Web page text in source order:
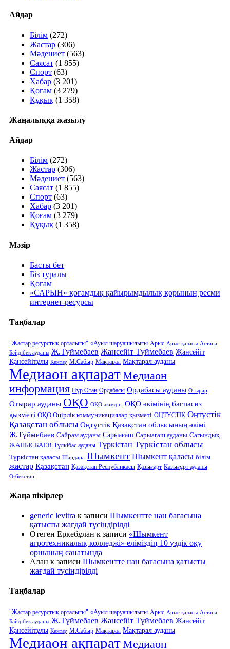
Айдар
Білім (272)
Жастар (306)
Мәдениет (563)
Саясат (1 855)
Спорт (63)
Хабар (3 201)
Қоғам (3 279)
Құқық (1 358)
Жаңалыққа жазылу
Айдар
Білім (272)
Жастар (306)
Мәдениет (563)
Саясат (1 855)
Спорт (63)
Хабар (3 201)
Қоғам (3 279)
Құқық (1 358)
Мәзір
Басты бет
Біз туралы
Қоғам
«САРЫН» қоғамдық қайырымдылық қорының ресми
интернет-ресурсы
Таңбалар
"Жастар ресурстық орталығы" «Ауыл шаруашылығы Арыс Арыс қаласы Астана
Бәйдібек ауданы Ж.Түймебаев Жансейіт Түймебаев Жансейіт
Қансейітұлы Кентау М.Сабыр Мақтарал Мақтарал ауданы
Медиаон ақпаратМедиаон
информация Нұр Отан Ордабасы Ордабасы ауданы Отырар
Отырар ауданы ОҚО ОҚО әкімдігі ОҚО әкімінің баспасөз
қызметі ОҚО Өңірлік коммуникациялар қызметі ОҢТҮСТІК Оңтүстік
Қазақстан облысы Оңтүстік Қазақстан облысының әкімі
Ж.Түймебаев Сайрам ауданы Сарыағаш Сарыағаш ауданы Сағындық
ЖАНЫСБАЕВ Түлкібас ауданы Түркістан Түркістан облысы
Түркістан қаласы Шардара Шымкент Шымкент қаласы білім
жастар Қазақстан Қазақстан Республикасы Қазығұрт Қазығұрт ауданы
Өзбекстан
Жаңа пікірлер
generic levitra к записи Шымкентте нан бағасына
қатысты жағдай түсіндірілді
Өтеген Еркебұлан к записи «Шымкент
агротехникалық колледжі» еліміздің 10 үздік оқу
орнының санатында
Алан к записи Шымкентте нан бағасына қатысты
жағдай түсіндірілді
Таңбалар
"Жастар ресурстық орталығы" «Ауыл шаруашылығы Арыс Арыс қаласы Астана
Бәйдібек ауданы Ж.Түймебаев Жансейіт Түймебаев Жансейіт
Қансейітұлы Кентау М.Сабыр Мақтарал Мақтарал ауданы
Медиаон ақпаратМедиаон